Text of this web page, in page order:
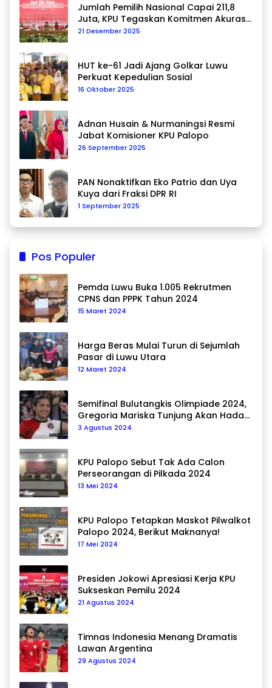
Jumlah Pemilih Nasional Capai 211,8
Juta, KPU Tegaskan Komitmen Akurasi
Data Berkelanjutan
21 Desember 2025
HUT ke-61 Jadi Ajang Golkar Luwu
Perkuat Kepedulian Sosial
16 Oktober 2025
Adnan Husain & Nurmaningsi Resmi
Jabat Komisioner KPU Palopo
26 September 2025
PAN Nonaktifkan Eko Patrio dan Uya
Kuya dari Fraksi DPR RI
1 September 2025
Pos Populer
Pemda Luwu Buka 1.005 Rekrutmen
CPNS dan PPPK Tahun 2024
15 Maret 2024
Harga Beras Mulai Turun di Sejumlah
Pasar di Luwu Utara
12 Maret 2024
Semifinal Bulutangkis Olimpiade 2024,
Gregoria Mariska Tunjung Akan Hadapi
Pemain Asal Korea Selatan
3 Agustus 2024
KPU Palopo Sebut Tak Ada Calon
Perseorangan di Pilkada 2024
13 Mei 2024
KPU Palopo Tetapkan Maskot Pilwalkot
Palopo 2024, Berikut Maknanya!
17 Mei 2024
Presiden Jokowi Apresiasi Kerja KPU
Sukseskan Pemilu 2024
21 Agustus 2024
Timnas Indonesia Menang Dramatis
Lawan Argentina
29 Agustus 2024